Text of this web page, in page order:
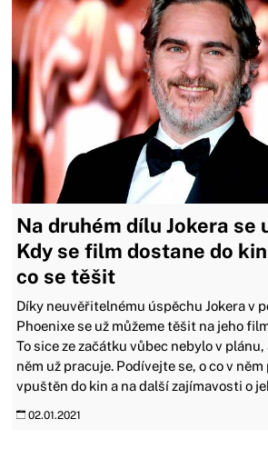
Na druhém dílu Jokera se
Kdy se film dostane do
co se těšit
Díky neuvěřitelnému úspěchu Jokera v
Phoenixe se už můžeme těšit na jeho
To sice ze začátku vůbec nebylo v plánu,
něm už pracuje. Podívejte se, o co v
vpuštěn do kin a na další zajímavosti o
02.01.2021